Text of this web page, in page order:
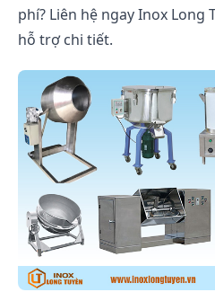
phí? Liên hệ ngay Inox Long
hỗ trợ chi tiết.